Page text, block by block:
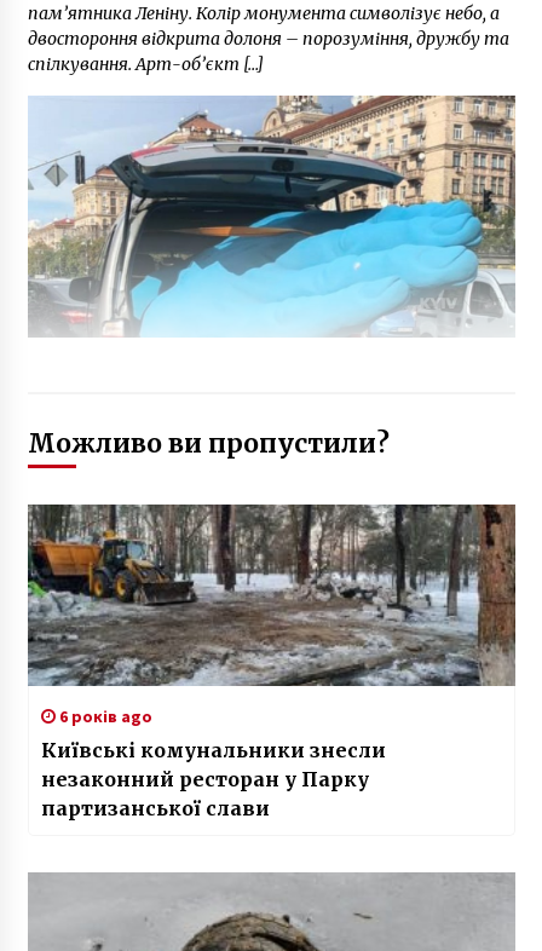
пам’ятника Леніну. Колір монумента символізує небо, а
двостороння відкрита долоня – порозуміння, дружбу та
спілкування. Арт-об’єкт […]
Можливо ви пропустили?
6 років ago
Київські комунальники знесли
незаконний ресторан у Парку
партизанської слави